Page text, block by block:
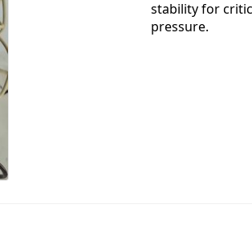
stability for
pressure.